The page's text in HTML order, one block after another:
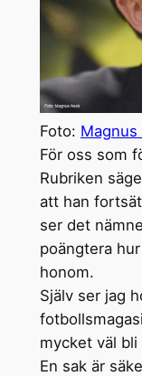
Foto: Magnus
För oss som
Rubriken
att han
ser det
poängtera
honom.
Själv ser jag
mycket väl
En sak är